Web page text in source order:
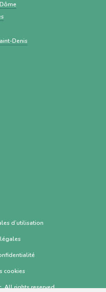
Denis
d’utilisation
cookies
All rights reserved.